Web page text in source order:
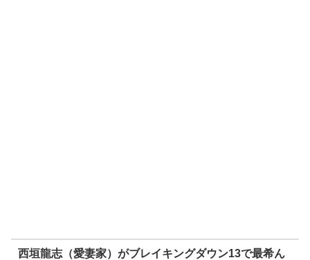
西垣龍志（愛妻家）がブレイキングダウン13で最希ん